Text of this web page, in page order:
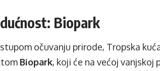
Biopark
očuvanju prirode, Tropska
Biopark, koji će na većoj